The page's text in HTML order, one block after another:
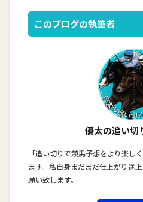
このブログの執筆者
優太の追い切
「追い切りで競馬予想をより楽し
ます。私自身まだまだ仕上がり途
願い致します。